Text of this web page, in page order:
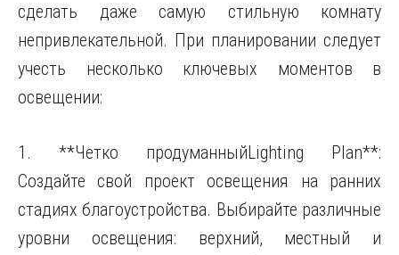
сделать даже самую стильную комнату
непривлекательной. При планировании следует
учесть несколько ключевых моментов в
освещении:
1. **Четко продуманныйLighting Plan**:
Создайте свой проект освещения на ранних
стадиях благоустройства. Выбирайте различные
уровни освещения: верхний, местный и